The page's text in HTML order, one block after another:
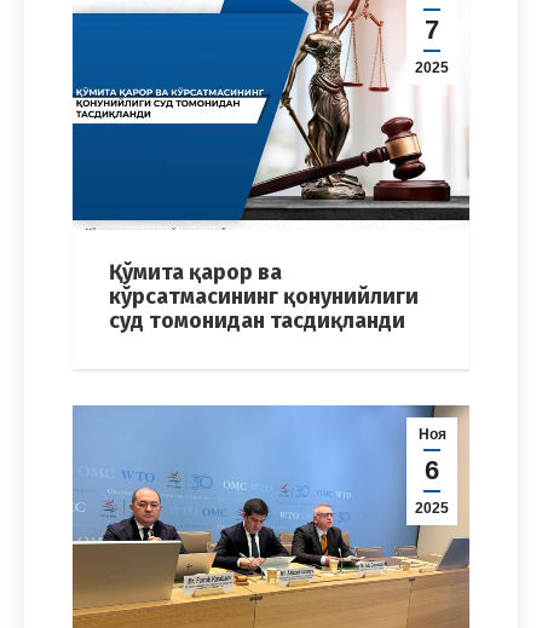
7
2025
Қўмита қарор ва
кўрсатмасининг қонунийлиги
суд томонидан тасдиқланди
Ноя
6
2025